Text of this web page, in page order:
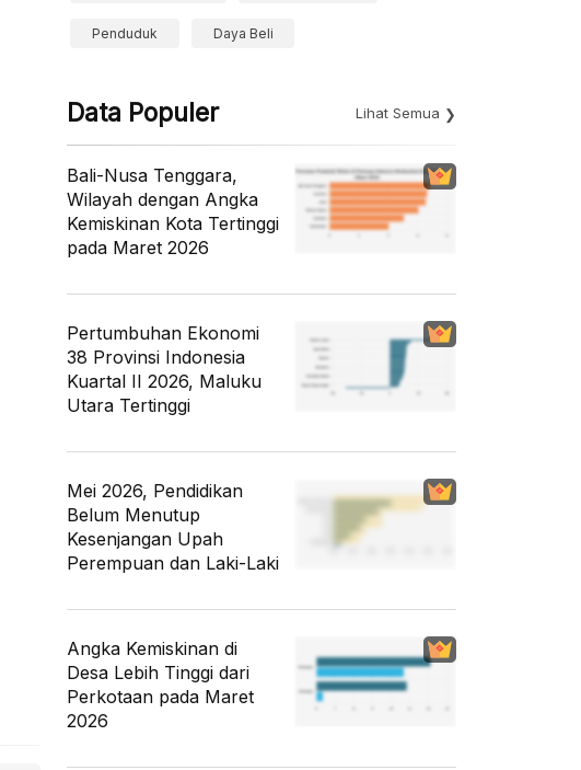
Penduduk Daya Beli
Data Populer Lihat Semua
Bali-Nusa Tenggara,
Wilayah dengan Angka
Kemiskinan Kota Tertinggi
pada Maret 2026
Pertumbuhan Ekonomi
38 Provinsi Indonesia
Kuartal II 2026, Maluku
Utara Tertinggi
Mei 2026, Pendidikan
Belum Menutup
Kesenjangan Upah
Perempuan dan Laki-Laki
Angka Kemiskinan di
Desa Lebih Tinggi dari
Perkotaan pada Maret
2026